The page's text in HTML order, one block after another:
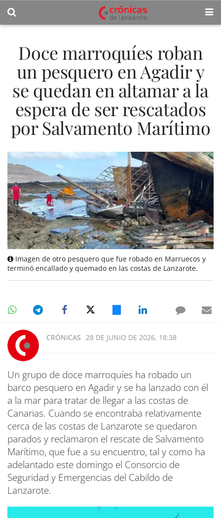
Doce marroquíes roban
un pesquero en Agadir y
se quedan en altamar a la
espera de ser rescatados
por Salvamento Marítimo
Imagen de otro pesquero que fue robado en Marruecos y
terminó encallado y quemado en las costas de Lanzarote.
CRÓNICAS 28 DE JUNIO DE 2026, 18:38
Un grupo de doce marroquíes ha robado un
barco pesquero en Agadir y se ha lanzado con él
a la mar para tratar de llegar a las costas de
Canarias. Cuando se encontraba relativamente
cerca de las costas de Lanzarote se quedaron
parados y reclamaron el rescate de Salvamento
Marítimo, que fue a su encuentro, tal y como ha
adelantado este domingo el Consorcio de
Seguridad y Emergencias del Cabildo de
Lanzarote.